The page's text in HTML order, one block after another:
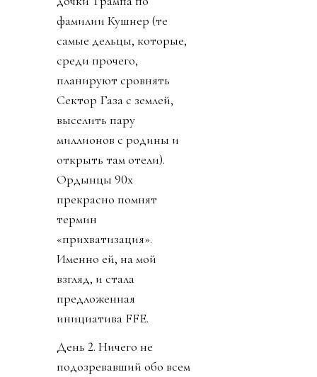
фамилии Кушнер (те
самые дельцы, которые,
среди прочего,
планируют сровнять
Сектор Газа с землей,
выселить пару
миллионов с родины и
открыть там отели).
Ордынцы 90х
прекрасно помнят
термин
«прихватизация».
Именно ей, на мой
взгляд, и стала
предложенная
инициатива FFE.
День 2. Ничего не
подозревавший обо всем